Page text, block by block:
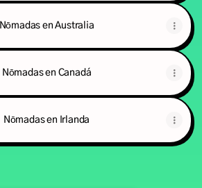
Nōmadas en Australia
Nōmadas en Canadá
Nōmadas en Irlanda